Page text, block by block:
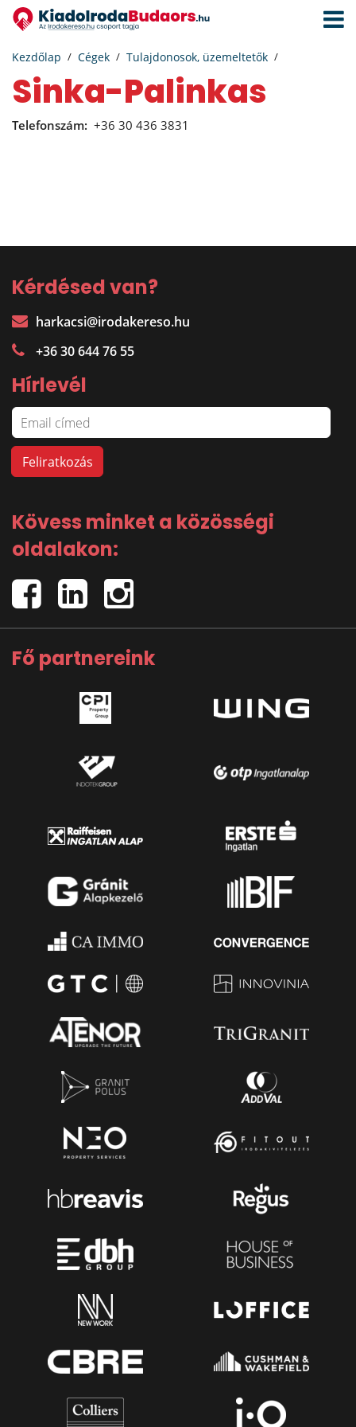
Kezdőlap Cégek Tulajdonosok, üzemeltetők
Sinka-Palinkas
Telefonszám: +36 30 436 3831
Kérdésed van?
harkacsi@irodakereso.hu
+36 30 644 76 55
Hírlevél
Kövess minket a közösségi
oldalakon:
Fő partnereink